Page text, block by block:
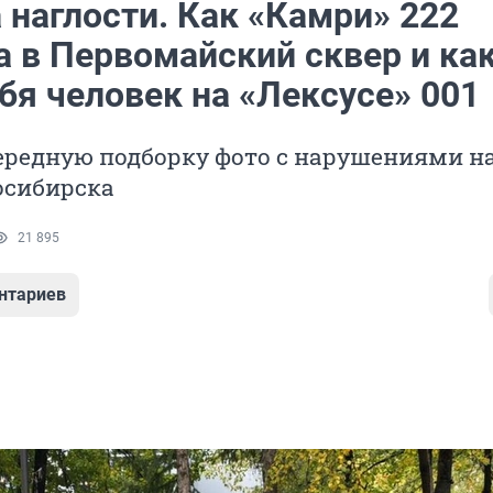
Как «Камри» 222
в Первомайский сквер и
человек на «Лексусе» 001
подборку фото с нарушениями
21 895